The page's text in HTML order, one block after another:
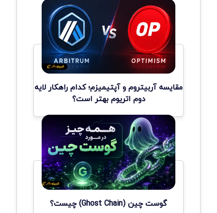
مقایسه آربیتروم و آپتیمیزم؛ کدام راهکار لایه
دوم اتریوم بهتر است؟
گوست چین (Ghost Chain) چیست؟